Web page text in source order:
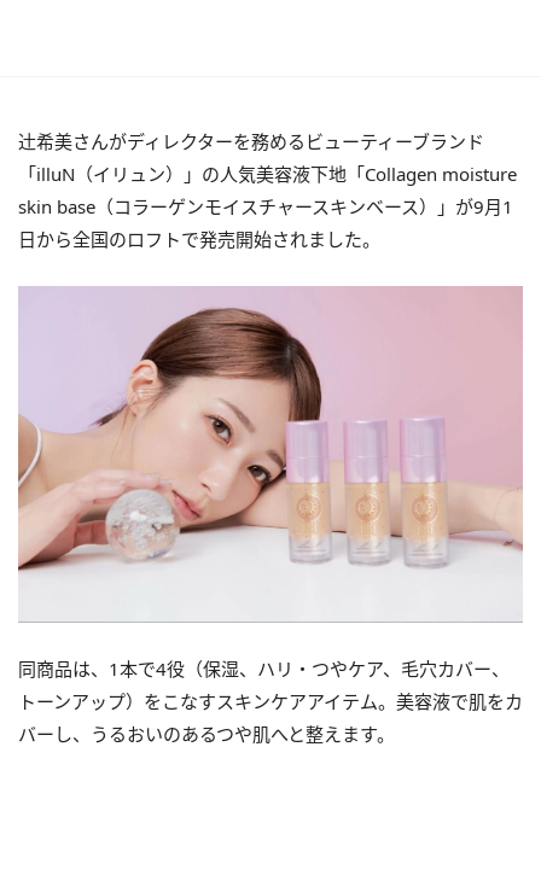
辻󠄀希美さんがディレクターを務めるビューティーブランド
「illuN（イリュン）」の人気美容液下地「Collagen moisture
skin base（コラーゲンモイスチャースキンベース）」が9月1
日から全国のロフトで発売開始されました。
同商品は、1本で4役（保湿、ハリ・つやケア、毛穴カバー、
トーンアップ）をこなすスキンケアアイテム。美容液で肌をカ
バーし、うるおいのあるつや肌へと整えます。